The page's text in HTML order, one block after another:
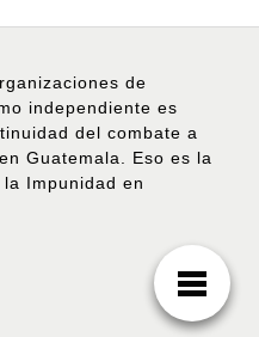
de
independiente es
del combate a
Guatemala. Eso es la
Impunidad en